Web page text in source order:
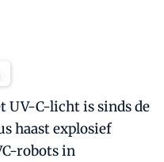
UV-C-licht is sinds de
haast explosief
robots in